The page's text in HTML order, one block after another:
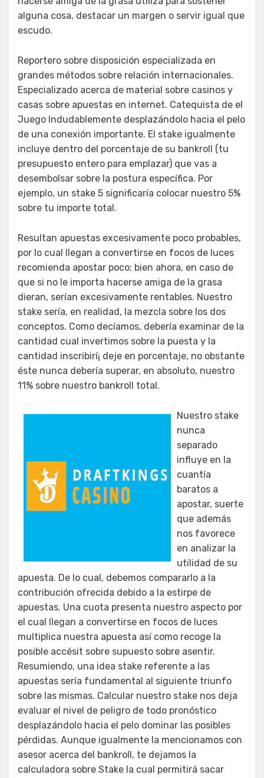
alguna cosa, destacar un margen o servir igual que
escudo.
Reportero sobre disposición especializada en
grandes métodos sobre relación internacionales.
Especializado acerca de material sobre casinos y
casas sobre apuestas en internet. Catequista de el
Juego Indudablemente desplazándolo hacia el pelo
de una conexión importante. El stake igualmente
incluye dentro del porcentaje de su bankroll (tu
presupuesto entero para emplazar) que vas a
desembolsar sobre la postura específica. Por
ejemplo, un stake 5 significaría colocar nuestro 5%
sobre tu importe total.
Resultan apuestas excesivamente poco probables,
por lo cual llegan a convertirse en focos de luces
recomienda apostar poco; bien ahora, en caso de
que si no le importa hacerse amiga de la grasa
dieran, serían excesivamente rentables. Nuestro
stake serí­a, en realidad, la mezcla sobre los dos
conceptos. Como decíamos, debería examinar de la
cantidad cual invertimos sobre la puesta y la
cantidad inscribirí¡ deje en porcentaje, no obstante
éste nunca debería superar, en absoluto, nuestro
11% sobre nuestro bankroll total.
Nuestro stake
nunca
separado
influye en la
cuantía
baratos a
apostar, suerte
que además
nos favorece
en analizar la
utilidad de su
apuesta. De lo cual, debemos compararlo a la
contribución ofrecida debido a la estirpe de
apuestas. Una cuota presenta nuestro aspecto por
el cual llegan a convertirse en focos de luces
multiplica nuestra apuesta así­ como recoge la
posible accésit sobre supuesto sobre asentir.
Resumiendo, una idea stake referente a las
apuestas serí­a fundamental al siguiente triunfo
sobre las mismas. Calcular nuestro stake nos deja
evaluar el nivel de peligro de todo pronóstico
desplazándolo hacia el pelo dominar las posibles
pérdidas. Aunque igualmente la mencionamos con
asesor acerca del bankroll, te dejamos la
calculadora sobre Stake la cual permitirá sacar